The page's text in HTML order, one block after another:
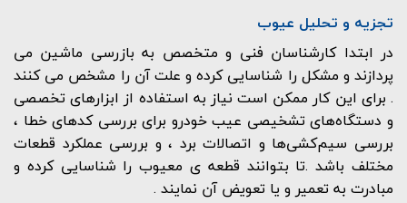
تجزیه و تحلیل عیوب
در ابتدا کارشناسان فنی و متخصص به بازرسی ماشین می
پردازند و مشکل را شناسایی کرده و علت آن را مشخص می کنند
. برای این کار ممکن است نیاز به استفاده از ابزارهای تخصصی
و دستگاه‌های تشخیصی عیب خودرو برای بررسی کدهای خطا ،
بررسی سیم‌کشی‌ها و اتصالات برد ، و بررسی عملکرد قطعات
مختلف باشد .تا بتوانند قطعه ی معیوب را شناسایی کرده و
مبادرت به تعمیر و یا تعویض آن نمایند .